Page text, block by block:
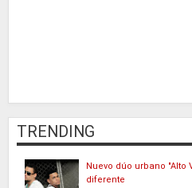
TRENDING
Nuevo dúo urbano "Alto
diferente